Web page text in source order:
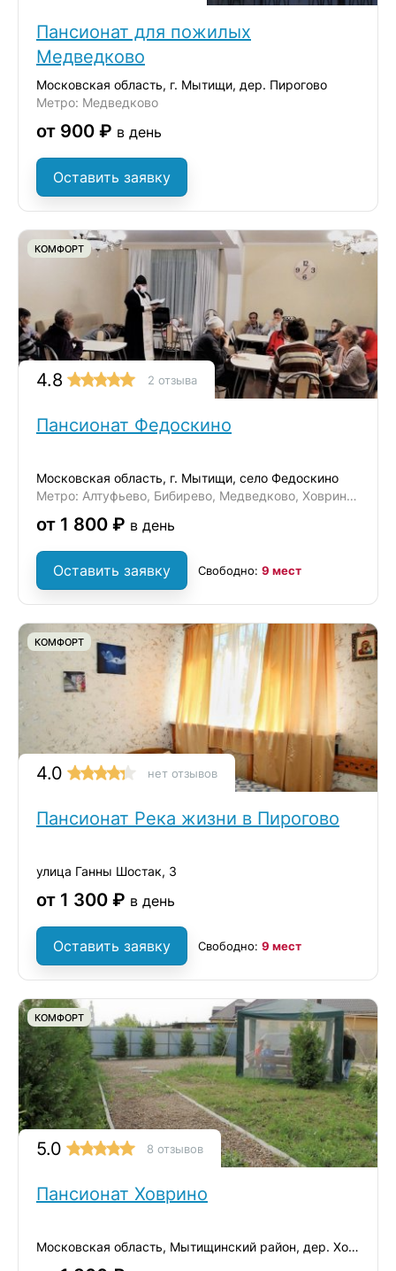
Пансионат для пожилых
Медведково
Московская область, г. Мытищи, дер. Пирогово
Метро: Медведково
от 900 ₽ в день
Оставить заявку
КОМФОРТ
4.8 2 отзыва
Пансионат Федоскино
Московская область, г. Мытищи, село Федоскино
Метро: Алтуфьево, Бибирево, Медведково, Ховрино, Отрадное
от 1 800 ₽ в день
Оставить заявку Свободно: 9 мест
КОМФОРТ
4.0 нет отзывов
Пансионат Река жизни в Пирогово
улица Ганны Шостак, 3
от 1 300 ₽ в день
Оставить заявку Свободно: 9 мест
КОМФОРТ
5.0 8 отзывов
Пансионат Ховрино
Московская область, Мытищинский район, дер. Ховрино